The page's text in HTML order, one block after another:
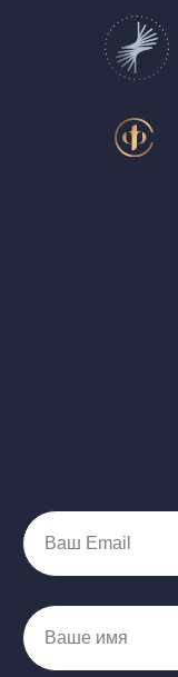
Ваш Email
Ваше имя